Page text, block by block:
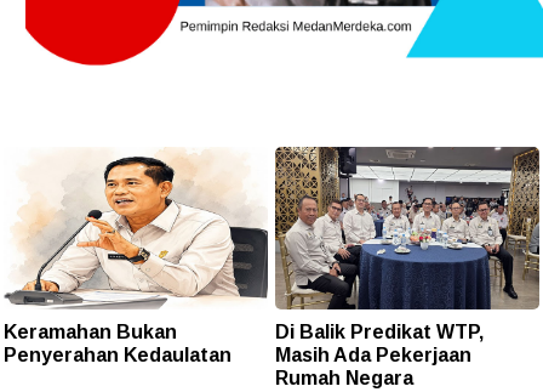
Keramahan Bukan
Penyerahan Kedaulatan
Di Balik Predikat WTP,
Masih Ada Pekerjaan
Rumah Negara